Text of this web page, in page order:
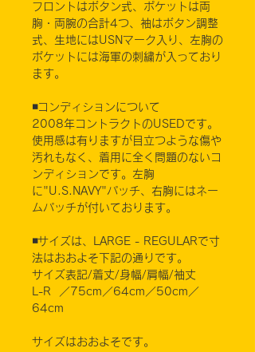
フロントはボタン式、ポケットは両
胸・両腕の合計4つ、袖はボタン調整
式、生地にはUSNマーク入り、左胸の
ポケットには海軍の刺繍が入っており
ます。
◾️コンディションについて
2008年コントラクトのUSEDです。
使用感は有りますが目立つような傷や
汚れもなく、着用に全く問題のないコ
ンディションです。左胸
に"U.S.NAVY"パッチ、右胸にはネー
ムパッチが付いております。
◾️サイズは、LARGE - REGULARで寸
法はおおよそ下記の通りです。
サイズ表記/着丈/身幅/肩幅/袖丈
L-R ／75cm／64cm／50cm／
64cm
サイズはおおよそです。